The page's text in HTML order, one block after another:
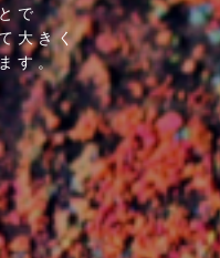
で
大きく
す。